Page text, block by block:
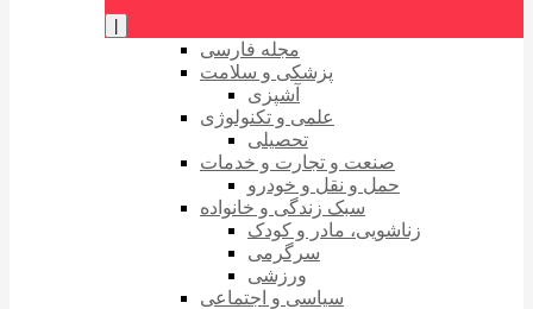
مجله فارسی
پزشکی و سلامت
آشپزی
علمی و تکنولوژی
تحصیلی
صنعت و تجارت و خدمات
حمل و نقل و خودرو
سبک زندگی و خانواده
زناشویی، مادر و کودک
سرگرمی
ورزشی
سیاسی و اجتماعی